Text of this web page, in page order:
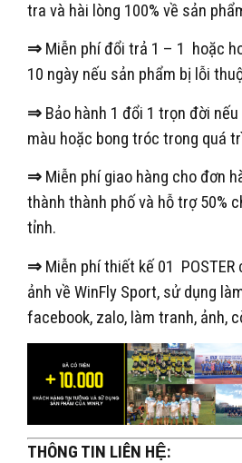
tra và hài lòng 100% về sản
⇒ Miễn phí đổi trả 1 – 1 hoặc
10 ngày nếu sản phẩm bị lỗi
⇒ Bảo hành 1 đổi 1 trọn đời
màu hoặc bong tróc trong quá
⇒ Miễn phí giao hàng cho đơn
thành thành phố và hỗ trợ 50%
tỉnh.
⇒ Miễn phí thiết kế 01 POSTER
ảnh về WinFly Sport, sử dụng
facebook, zalo, làm tranh, ảnh,
THÔNG TIN LIÊN HỆ: